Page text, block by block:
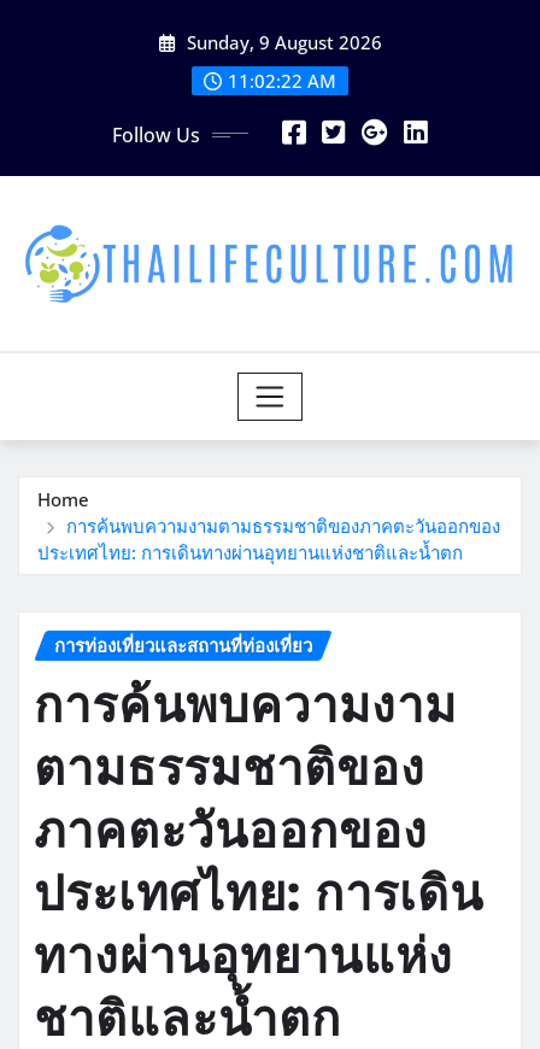
Sunday, 9 August 2026
11:02:24 AM
Follow Us
Home
การค้นพบความงามตามธรรมชาติของภาคตะวันออกของ
ประเทศไทย: การเดินทางผ่านอุทยานแห่งชาติและน้ำตก
การท่องเที่ยวและสถานที่ท่องเที่ยว
การค้นพบความงาม
ตามธรรมชาติของ
ภาคตะวันออกของ
ประเทศไทย: การเดิน
ทางผ่านอุทยานแห่ง
ชาติและน้ำตก